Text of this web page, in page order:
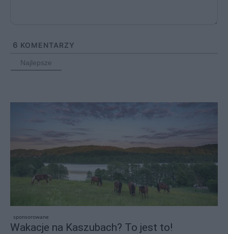
6 KOMENTARZY
Najlepsze
sponsorowane
Wakacje na Kaszubach? To jest to!